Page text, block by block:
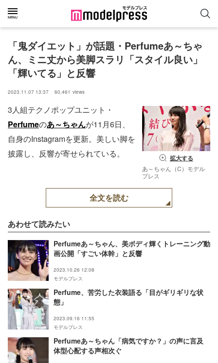
「鬼ダイエット」が話題・Perfumeあ～ちゃ
ん、ミニ丈から美脚スラリ「スタイル良い」
「輝いてる」と反響
2023.11.07 13:37 60,461 views
拡大する
あ～ちゃん（C）モデル
プレス
3人組テクノポップユニット・
Perfumeのあ～ちゃんが11月6日、
自身のInstagramを更新。美しい脚を
披露し、反響が寄せられている。
全文を読む
あわせて読みたい
Perfumeあ～ちゃん、美ボディ輝くトレーニング動
画公開「すごい体幹」と反響
2023.10.26 12:08
モデルプレス
Perfume、苦労した衣装語る「目がギリギリな状
態」
2023.09.16 11:55
モデルプレス
Perfumeあ～ちゃん「病気ですか？」の声に言及
体型心配する声相次ぐ